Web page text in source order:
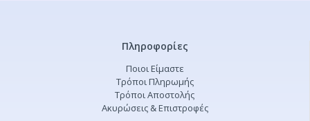
Πληροφορίες
Ποιοι Είμαστε
Τρόποι Πληρωμής
Τρόποι Αποστολής
Ακυρώσεις & Επιστροφές